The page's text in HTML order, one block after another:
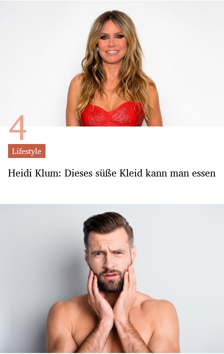
Lifestyle
Heidi Klum: Dieses süße Kleid kann man essen